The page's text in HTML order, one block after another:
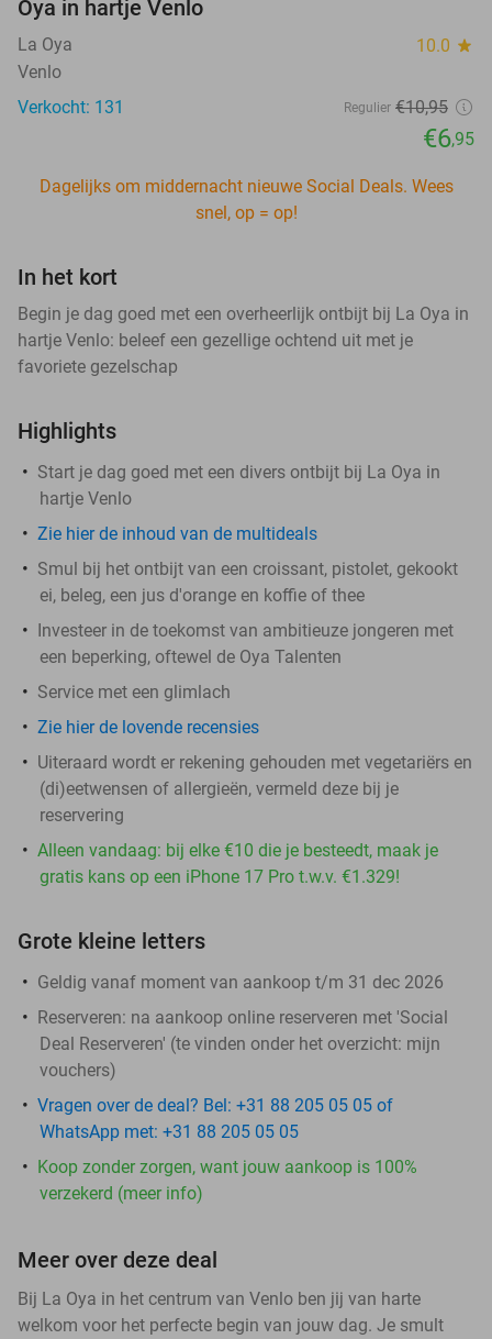
Oya in hartje Venlo
La Oya 10.0 star
Venlo
Verkocht: 131
Regulier €10,95
€6,95
Dagelijks om middernacht nieuwe Social Deals. Wees
snel, op = op!
In het kort
Begin je dag goed met een overheerlijk ontbijt bij La Oya in
hartje Venlo: beleef een gezellige ochtend uit met je
favoriete gezelschap
Highlights
Start je dag goed met een divers ontbijt bij La Oya in
hartje Venlo
Zie hier de inhoud van de multideals
Smul bij het ontbijt van een croissant, pistolet, gekookt
ei, beleg, een jus d'orange en koffie of thee
Investeer in de toekomst van ambitieuze jongeren met
een beperking, oftewel de Oya Talenten
Service met een glimlach
Zie hier de lovende recensies
Uiteraard wordt er rekening gehouden met vegetariërs en
(di)eetwensen of allergieën, vermeld deze bij je
reservering
Alleen vandaag: bij elke €10 die je besteedt, maak je
gratis kans op een iPhone 17 Pro t.w.v. €1.329!
Grote kleine letters
Geldig vanaf moment van aankoop t/m 31 dec 2026
Reserveren: na aankoop online reserveren met 'Social
Deal Reserveren' (te vinden onder het overzicht: mijn
vouchers)
Vragen over de deal? Bel: +31 88 205 05 05 of
WhatsApp met: +31 88 205 05 05
Koop zonder zorgen, want jouw aankoop is 100%
verzekerd (meer info)
Meer over deze deal
Bij La Oya in het centrum van Venlo ben jij van harte
welkom voor het perfecte begin van jouw dag. Je smult